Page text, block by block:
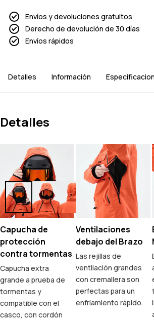
Envíos y devoluciones gratuitos
Derecho de devolución de 30 días
Envíos rápidos
Detalles Información
Detalles
Capucha de
protección
contra tormentas
Capucha extra
grande a prueba de
tormentas y
compatible con el
casco, con cordón
Ventilaciones
debajo del Brazo
Las rejillas de
ventilación grandes
con cremallera son
perfectas para un
enfriamiento rápido.